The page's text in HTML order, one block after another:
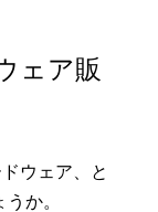
ェア販
ウェア、と
か。